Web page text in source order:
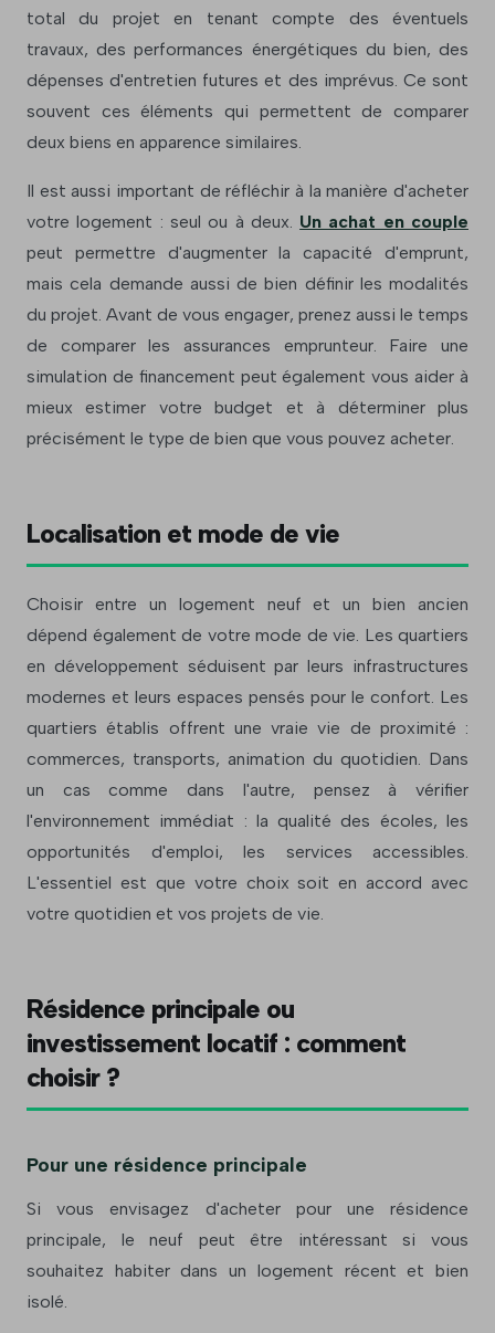
total du projet en tenant compte des éventuels
travaux, des performances énergétiques du bien, des
dépenses d'entretien futures et des imprévus. Ce sont
souvent ces éléments qui permettent de comparer
deux biens en apparence similaires.
Il est aussi important de réfléchir à la manière d'acheter
votre logement : seul ou à deux. Un achat en couple
peut permettre d'augmenter la capacité d'emprunt,
mais cela demande aussi de bien définir les modalités
du projet. Avant de vous engager, prenez aussi le temps
de comparer les assurances emprunteur. Faire une
simulation de financement peut également vous aider à
mieux estimer votre budget et à déterminer plus
précisément le type de bien que vous pouvez acheter.
Localisation et mode de vie
Choisir entre un logement neuf et un bien ancien
dépend également de votre mode de vie. Les quartiers
en développement séduisent par leurs infrastructures
modernes et leurs espaces pensés pour le confort. Les
quartiers établis offrent une vraie vie de proximité :
commerces, transports, animation du quotidien. Dans
un cas comme dans l'autre, pensez à vérifier
l'environnement immédiat : la qualité des écoles, les
opportunités d'emploi, les services accessibles.
L'essentiel est que votre choix soit en accord avec
votre quotidien et vos projets de vie.
Résidence principale ou
investissement locatif : comment
choisir ?
Pour une résidence principale
Si vous envisagez d'acheter pour une résidence
principale, le neuf peut être intéressant si vous
souhaitez habiter dans un logement récent et bien
isolé.